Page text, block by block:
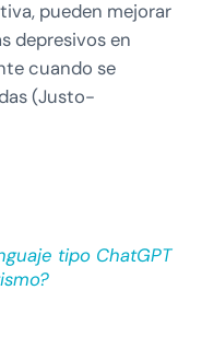
pueden mejorar
depresivos en
cuando se
(Justo-
tipo ChatGPT